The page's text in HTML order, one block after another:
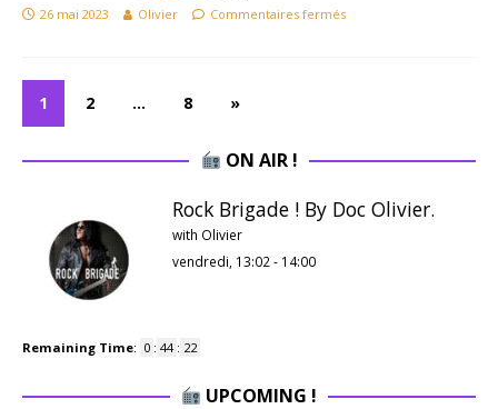
26 mai 2023 Olivier Commentaires fermés
1 2 … 8 »
ON AIR !
Rock Brigade ! By Doc Olivier.
with Olivier
vendredi, 13:02 - 14:00
Remaining Time: 0 : 44 : 22
UPCOMING !